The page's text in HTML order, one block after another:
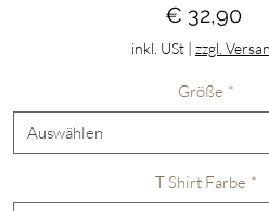
€ 32,90
inkl. USt | zzgl.
Größe *
Auswählen
T Shirt Farbe *